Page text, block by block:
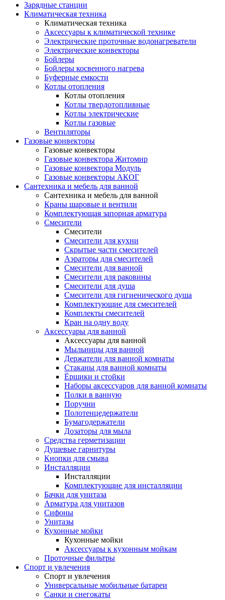
Зарядные станции
Климатическая техника
Климатическая техника
Аксессуары к климатической технике
Электрические проточные водонагреватели
Электрические конвекторы
Бойлеры
Бойлеры косвенного нагрева
Буферные емкости
Котлы отопления
Котлы отопления
Котлы твердотопливные
Котлы электрические
Котлы газовые
Вентиляторы
Газовые конвекторы
Газовые конвекторы
Газовые конвектора Житомир
Газовые конвектора Модуль
Газовые конвекторы АКОГ
Сантехника и мебель для ванной
Сантехника и мебель для ванной
Краны шаровые и вентили
Комплектующая запорная арматура
Смесители
Смесители
Смесители для кухни
Скрытые части смесителей
Аэраторы для смесителей
Смесители для ванной
Смесители для раковины
Смесители для душа
Смесители для гигиенического душа
Комплектующие для смесителей
Комплекты смесителей
Кран на одну воду
Аксессуары для ванной
Аксессуары для ванной
Мыльницы для ванной
Держатели для ванной комнаты
Стаканы для ванной комнаты
Ёршики и стойки
Наборы аксессуаров для ванной комнаты
Полки в ванную
Поручни
Полотенцедержатели
Бумагодержатели
Дозаторы для мыла
Средства герметизации
Душевые гарнитуры
Кнопки для смыва
Инсталляции
Инсталляции
Комплектующие для инсталляции
Бачки для унитаза
Арматура для унитазов
Сифоны
Унитазы
Кухонные мойки
Кухонные мойки
Аксессуары к кухонным мойкам
Проточные фильтры
Спорт и увлечения
Спорт и увлечения
Универсальные мобильные батареи
Санки и снегокаты